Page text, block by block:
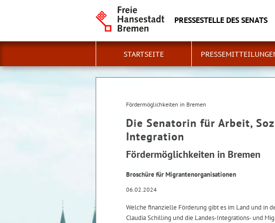
PRESSESTELLE DES SENATS
STARTSEITE
Fördermöglichkeiten in Bremen
Die Senatorin für Arbeit,
Integration
Fördermöglichkeiten in Bremen
Broschüre für Migrantenorganisationen
06.02.2024
Welche finanzielle Förderung gibt es im Land und in
Claudia Schilling und die Landes-Integrations- und